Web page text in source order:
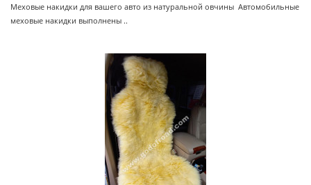
Меховые накидки для вашего авто из натуральной овчины Автомобильные
меховые накидки выполнены ..